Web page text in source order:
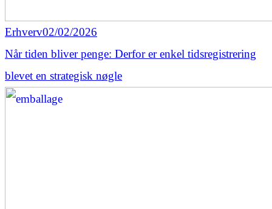
Erhverv02/02/2026
Når tiden bliver penge: Derfor er enkel tidsregistrering
blevet en strategisk nøgle